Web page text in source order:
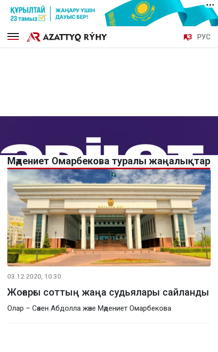
ҚАЗ РУС
Мәдениет Омарбекова туралы жаңалықтар
03.12.2020, 10:30
Жоғарғы соттың жаңа судьялары сайланды
Олар – Сәкен Абдолла және Мәдениет Омарбекова